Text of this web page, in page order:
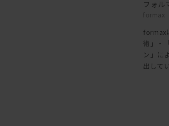
フォル
formax
formax
術」・
ン」に
出して